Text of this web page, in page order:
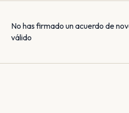
No has firmado un acuerdo de
válido